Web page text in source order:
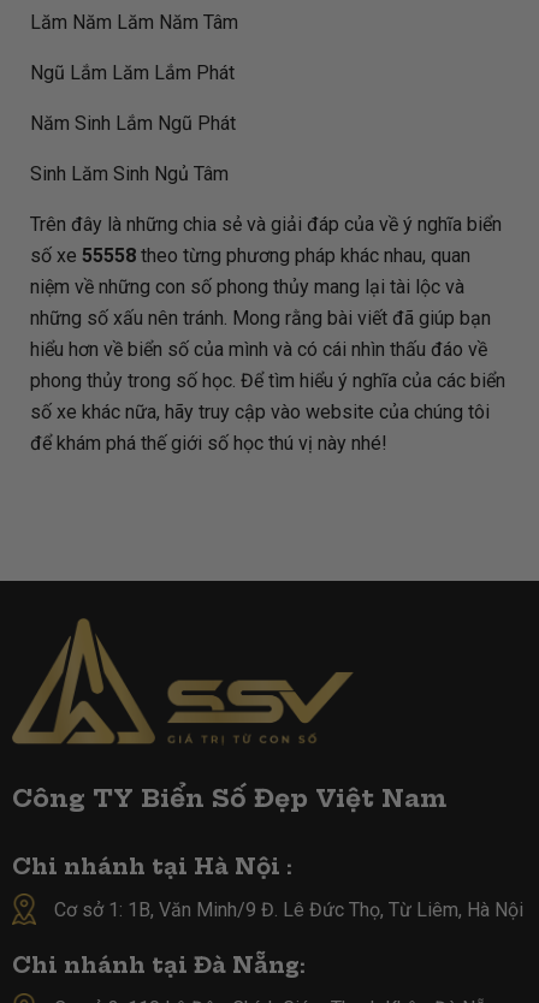
Lăm Năm Lăm Năm Tâm
Ngũ Lắm Lăm Lắm Phát
Năm Sinh Lắm Ngũ Phát
Sinh Lăm Sinh Ngủ Tâm
Trên đây là những chia sẻ và giải đáp của về ý nghĩa biển
số xe 55558theo từng phương pháp khác nhau, quan
niệm về những con số phong thủy mang lại tài lộc và
những số xấu nên tránh. Mong rằng bài viết đã giúp bạn
hiểu hơn về biển số của mình và có cái nhìn thấu đáo về
phong thủy trong số học. Để tìm hiểu ý nghĩa của các biển
số xe khác nữa, hãy truy cập vào website của chúng tôi
để khám phá thế giới số học thú vị này nhé!
Công TY Biển Số Đẹp Việt Nam
Chi nhánh tại Hà Nội :
Cơ sở 1: 1B, Văn Minh/9 Đ. Lê Đức Thọ, Từ Liêm, Hà Nội
Chi nhánh tại Đà Nẵng: